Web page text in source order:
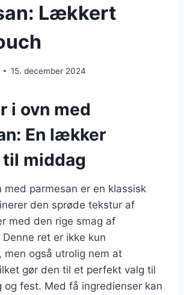
Lækkert
15. december 2024
i ovn med
En lækker
middag
med parmesan er en klassisk
den sprøde tekstur af
med den rige smag af
ret er ikke kun
men også utrolig nem at
gør den til et perfekt valg til
og fest. Med få ingredienser kan